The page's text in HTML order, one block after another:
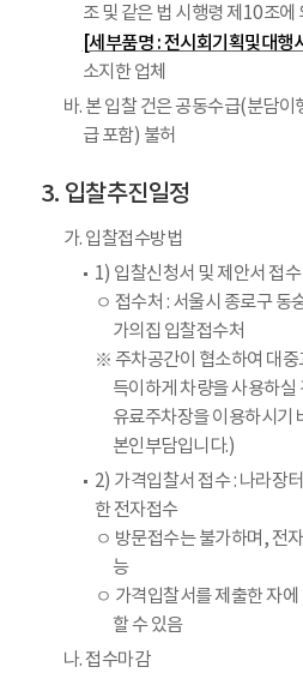
조 및 같은 법 시행령 제10조에
[세부품명 : 전시회기획및대
소지한 업체
바. 본 입찰 건은 공동수급(분담
급 포함) 불허
입찰추진일정
가. 입찰접수방법
1) 입찰신청서 및 제안서 접
ㅇ 접수처 : 서울시 종로구
가의집 입찰접수처
※ 주차공간이 협소하여 대중
득이하게 차량을 사용하실
유료주차장을 이용하시기
본인부담입니다.)
2) 가격입찰서 접수 : 나라장
한 전자접수
ㅇ 방문접수는 불가하며, 전
능
ㅇ 가격입찰서를 제출한 자
할 수 있음
나. 접수마감